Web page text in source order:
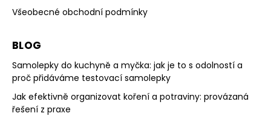
Všeobecné obchodní podmínky
BLOG
Samolepky do kuchyně a myčka: jak je to s odolností a
proč přidáváme testovací samolepky
Jak efektivně organizovat koření a potraviny: provázaná
řešení z praxe